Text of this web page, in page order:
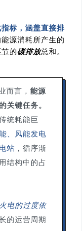
标，涵盖直接排
能源消耗所产生的
的碳排放总和。
而言， 能源
关键任务。
统耗能巨
、风能发电
站 ，循序渐
结构中的占
电的过度依
的运营周期